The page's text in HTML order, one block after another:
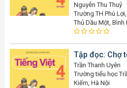
Nguyễn Thu Thuỷ
Trường TH Phú
Thủ Dầu Một, Bình
Tập đọc: Chợ
Trần Thanh Uyên
Trường tiểu học
Kiếm, Hà Nội